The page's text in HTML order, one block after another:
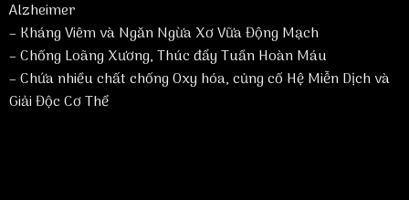
Alzheimer
– Kháng Viêm và Ngăn Ngừa Xơ Vữa Động Mạch
– Chống Loãng Xương, Thúc đẩy Tuần Hoàn Máu
– Chứa nhiều chất chống Oxy hóa, củng cố Hệ Miễn Dịch và
Giải Độc Cơ Thể